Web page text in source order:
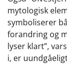
mytologisk
symboliserer
forandring og
lyser klart”,
i, er